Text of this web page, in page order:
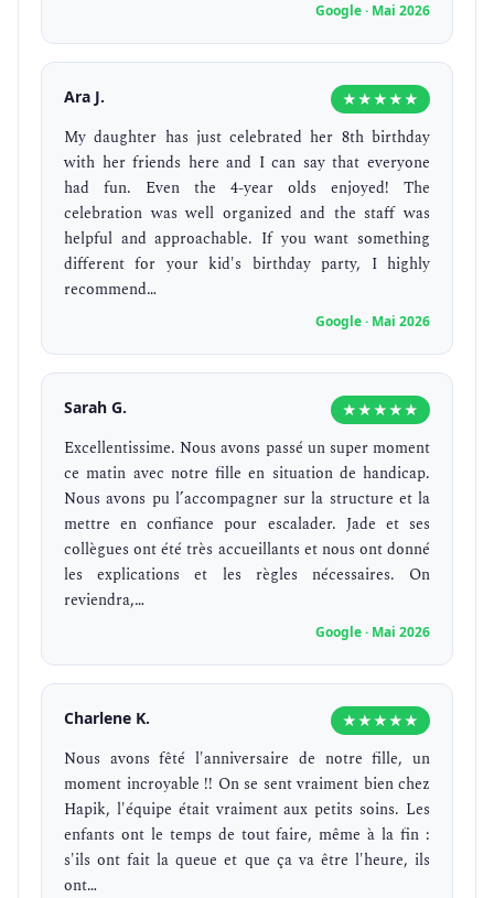
Google · Mai 2026
Ara J. ★★★★★
My daughter has just celebrated her 8th birthday
with her friends here and I can say that everyone
had fun. Even the 4-year olds enjoyed! The
celebration was well organized and the staff was
helpful and approachable. If you want something
different for your kid's birthday party, I highly
recommend…
Google · Mai 2026
Sarah G. ★★★★★
Excellentissime. Nous avons passé un super moment
ce matin avec notre fille en situation de handicap.
Nous avons pu l’accompagner sur la structure et la
mettre en confiance pour escalader. Jade et ses
collègues ont été très accueillants et nous ont donné
les explications et les règles nécessaires. On
reviendra,…
Google · Mai 2026
Charlene K. ★★★★★
Nous avons fêté l'anniversaire de notre fille, un
moment incroyable !! On se sent vraiment bien chez
Hapik, l'équipe était vraiment aux petits soins. Les
enfants ont le temps de tout faire, même à la fin :
s'ils ont fait la queue et que ça va être l'heure, ils
ont…